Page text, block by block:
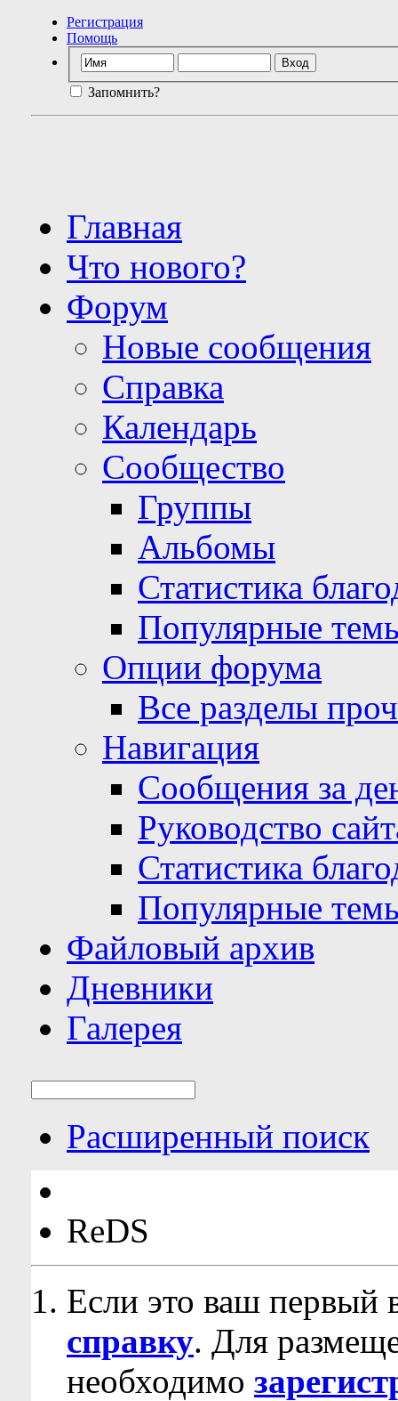
Регистрация
Помощь
Запомнить?
Главная
Что нового?
Форум
Новые сообщения
Справка
Календарь
Сообщество
Группы
Альбомы
Статистика
Популярные
Опции форума
Все разделы
Навигация
Сообщения за
Руководство
Статистика
Популярные
Файловый архив
Дневники
Галерея
Расширенный поиск
ReDS
Если это ваш первый
справку. Для
необходимо